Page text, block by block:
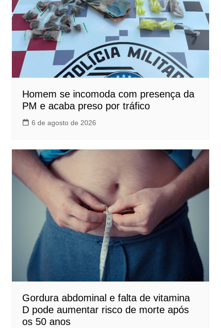
Homem se incomoda com presença da
PM e acaba preso por tráfico
6 de agosto de 2026
Gordura abdominal e falta de vitamina
D pode aumentar risco de morte após
os 50 anos